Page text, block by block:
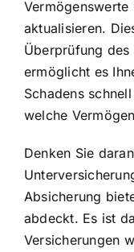
aktualisieren.
Überprüfung des
ermöglicht es
Schadens
welche
Denken Sie
Absicherung
abdeckt. Es ist
Versicherungen